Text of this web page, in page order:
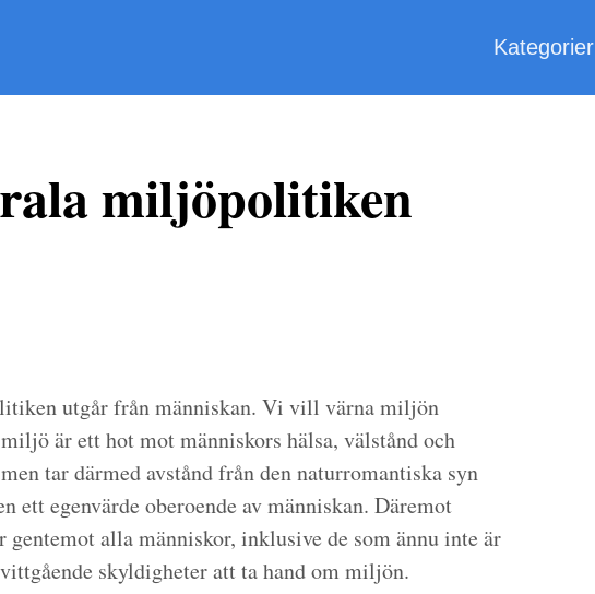
Kategorier
miljöpolitiken
utgår från människan. Vi vill värna miljön
är ett hot mot människors hälsa, välstånd och
tar därmed avstånd från den naturromantiska syn
ett egenvärde oberoende av människan. Däremot
gentemot alla människor, inklusive de som ännu inte är
skyldigheter att ta hand om miljön.